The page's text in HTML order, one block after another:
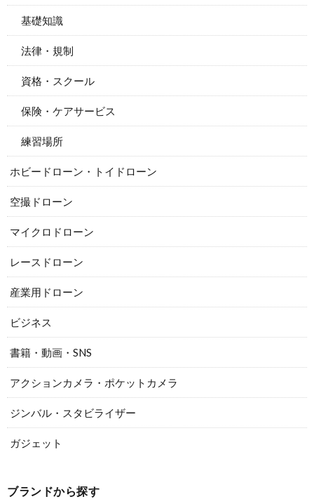
基礎知識
法律・規制
資格・スクール
保険・ケアサービス
練習場所
ホビードローン・トイドローン
空撮ドローン
マイクロドローン
レースドローン
産業用ドローン
ビジネス
書籍・動画・SNS
アクションカメラ・ポケットカメラ
ジンバル・スタビライザー
ガジェット
ブランドから探す